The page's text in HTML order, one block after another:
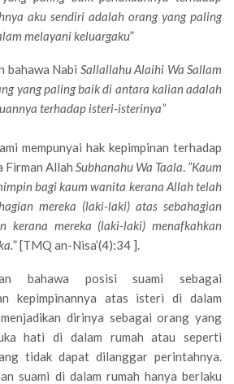
aku sendiri adalah orang yang paling
melayani keluargaku”
bahawa Nabi Sallallahu Alaihi Wa Sallam
yang paling baik di antara kalian adalah
terhadap isteri-isterinya”
mempunyai hak kepimpinan terhadap
Firman Allah Subhanahu Wa Taala. ”Kaum
bagi kaum wanita kerana Allah telah
mereka (laki-laki) atas sebahagian
kerana mereka (laki-laki) menafkahkan
” [TMQ an-Nisa’(4):34 ].
bahawa posisi suami sebagai
kepimpinannya atas isteri di dalam
dirinya sebagai orang yang
hati di dalam rumah atau seperti
tidak dapat dilanggar perintahnya.
suami di dalam rumah hanya berlaku